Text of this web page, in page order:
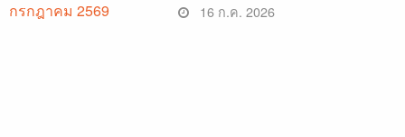
16 ก.ค. 2026